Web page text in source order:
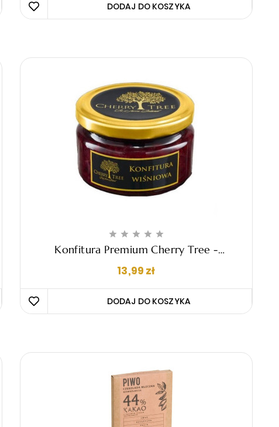
DODAJ DO KOSZYKA
    
Konfitura Premium Cherry Tree -
13,99 złCena
DODAJ DO KOSZYKA